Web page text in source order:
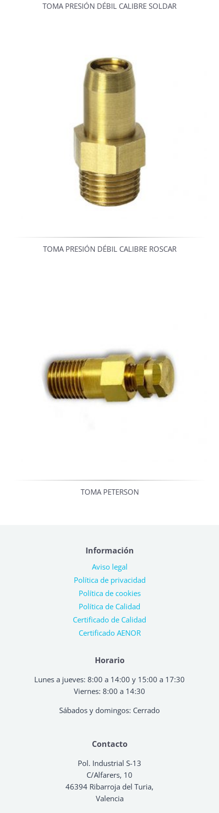
TOMA PRESIÓN DÉBIL CALIBRE SOLDAR
TOMA PRESIÓN DÉBIL CALIBRE ROSCAR
TOMA PETERSON
Contacto
Pol. Industrial S-13
C/Alfarers, 10
46394 Ribarroja del Turia,
Valencia
Horario
Lunes a jueves: 8:00 a 14:00 y 15:00 a 17:30
Viernes: 8:00 a 14:30
Sábados y domingos: Cerrado
Información
Aviso legal
Política de privacidad
Política de cookies
Política de Calidad
Certificado de Calidad
Certificado AENOR